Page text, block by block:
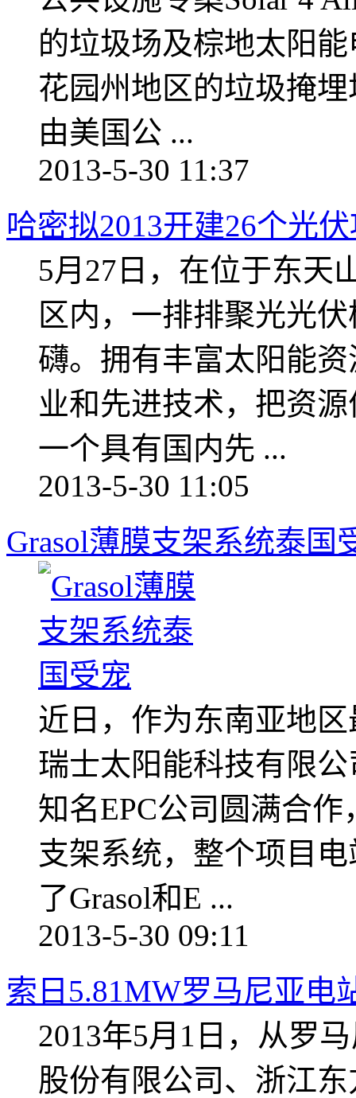
的垃圾场及棕地太阳
花园州地区的垃圾掩
由美国公 ...
2013-5-30 11:37
哈密拟2013开建26个光
5月27日，在位于东天
区内，一排排聚光光
礴。拥有丰富太阳能
业和先进技术，把资
一个具有国内先 ...
2013-5-30 11:05
Grasol薄膜支架系统泰国
近日，作为东南亚地
瑞士太阳能科技有限公
知名EPC公司圆满合
支架系统，整个项目
了Grasol和E ...
2013-5-30 09:11
索日5.81MW罗马尼亚电
2013年5月1日，从罗
股份有限公司、浙江